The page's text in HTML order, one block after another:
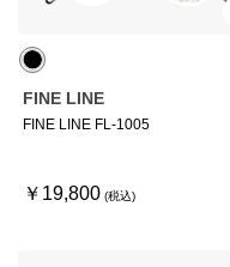
FINE LINE
FINE LINE FL-1005
￥19,800